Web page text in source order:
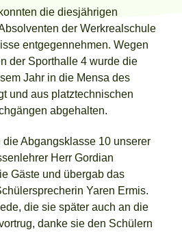
die diesjährigen
der Werkrealschule
entgegennehmen. Wegen
der Sporthalle 4 wurde die
Jahr in die Mensa des
und aus platztechnischen
abgehalten.
die Abgangsklasse 10 unserer
Herr Gordian
Gäste und übergab das
Yaren Ermis.
die sie später auch an die
danke sie den Schülern